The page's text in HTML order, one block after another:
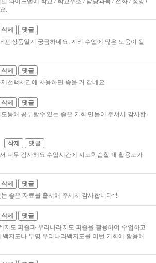
.
삭제
댓글
떤 상품일지 궁금하네요. 지리 수업에 많은 도움이 될
삭제
댓글
선택시간에 사용하면 좋을 거 같네요
삭제
댓글
통해 공부할수 있는 좋은 기회 만들어 주셔서 감사합
삭제
댓글
너무 감사해요 수업시간에 지도학습할 때 활용도가
삭제
댓글
좋은 자료를 출시해 주세서 감사합니다~!
삭제
댓글
지도 퍼즐과 우리나라지도 퍼즐을 활용하여 수업하고
백지도나 투명 우리나라백지도를 이번 기회에 활용해